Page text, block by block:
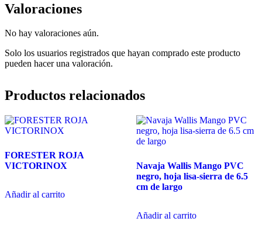
Valoraciones
No hay valoraciones aún.
Solo los usuarios registrados que hayan comprado este producto
pueden hacer una valoración.
Productos relacionados
FORESTER ROJA
VICTORINOX
Añadir al carrito
Navaja Wallis Mango PVC
negro, hoja lisa-sierra de 6.5
cm de largo
Añadir al carrito